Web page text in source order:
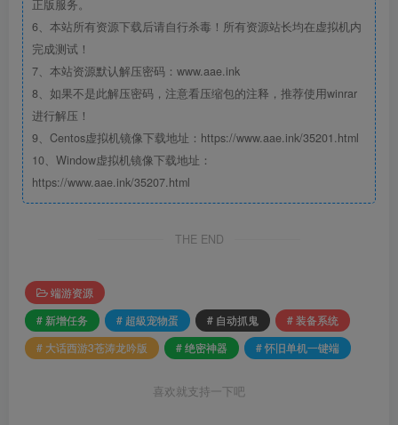
正版服务。
6、本站所有资源下载后请自行杀毒！所有资源站长均在虚拟机内
完成测试！
7、本站资源默认解压密码：www.aae.ink
8、如果不是此解压密码，注意看压缩包的注释，推荐使用winrar
进行解压！
9、Centos虚拟机镜像下载地址：https://www.aae.ink/35201.html
10、Window虚拟机镜像下载地址：
https://www.aae.ink/35207.html
THE END
端游资源
# 新增任务
# 超級宠物蛋 # 自动抓鬼
# 装备系统
# 大话西游3苍涛龙吟版
# 绝密神器 # 怀旧单机一键端
喜欢就支持一下吧